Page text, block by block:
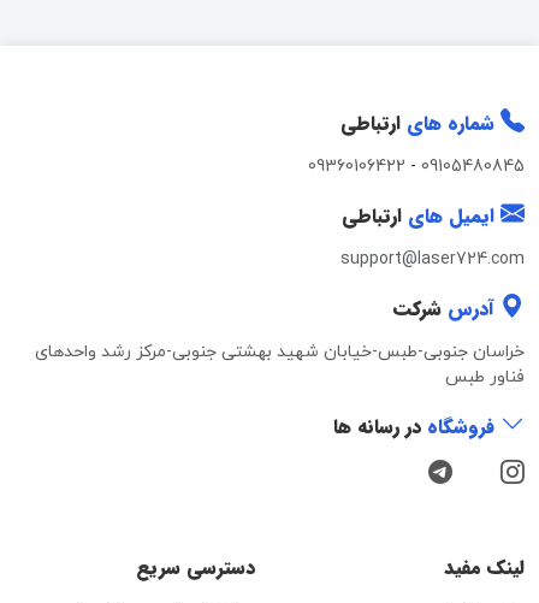
شماره های ارتباطی
09105480845
-
09360106422
ایمیل های ارتباطی
support@laser724.com
آدرس شرکت
خراسان جنوبی-طبس-خیابان شهید بهشتی جنوبی-مرکز رشد واحدهای
فناور طبس
فروشگاه در رسانه ها
لینک مفید دسترسی سریع